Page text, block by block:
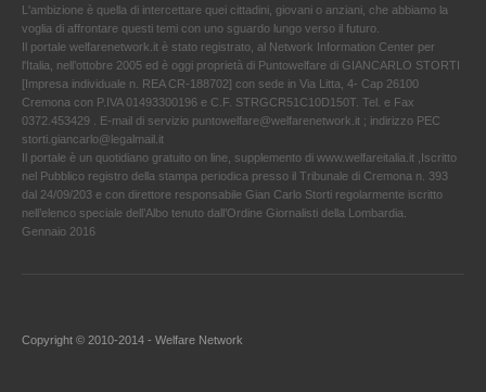
L'ambizione è quella di intercettare quei cittadini, giovani o anziani, che abbiamo la
voglia di affrontare questi temi con uno sguardo lungo verso il futuro.
Il portale welfarenetwork.it è stato registrato, al Network Information Center per
l'Italia, nell’ottobre 2005 ed è oggi proprietà di Puntowelfare di GIANCARLO STORTI
[Impresa individuale n. REA CR-188702] con sede in Via Litta, 4- Cap 26100
Cremona con P.IVA 01493300196 e C.F. STRGCR51C10D150T. Tel. e Fax
0372.453429 . E-mail di servizio puntowelfare@welfarenetwork.it ; indirizzo PEC
storti.giancarlo@legalmail.it
Il portale è un quotidiano gratuito on line, supplemento di www.welfareitalia.it ,Iscritto
nel Pubblico registro della stampa periodica presso il Tribunale di Cremona n. 393
dal 24/09/203 e con direttore responsabile Gian Carlo Storti regolarmente iscritto
nell’elenco speciale dell’Albo tenuto dall’Ordine Giornalisti della Lombardia.
Gennaio 2016
Copyright © 2010-2014 - Welfare Network